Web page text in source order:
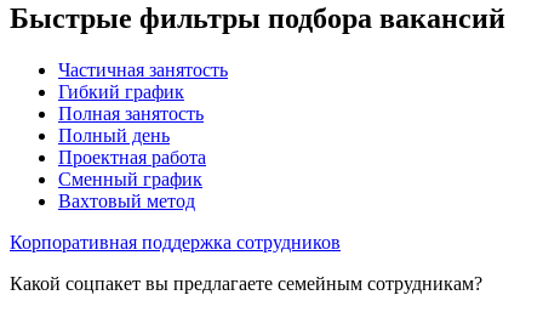
Быстрые фильтры подбора вакансий
Частичная занятость
Гибкий график
Полная занятость
Полный день
Проектная работа
Сменный график
Вахтовый метод
Корпоративная поддержка сотрудников
Какой соцпакет вы предлагаете семейным сотрудникам?